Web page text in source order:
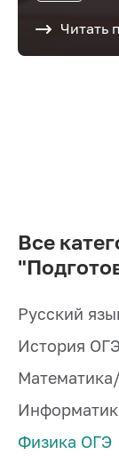
Читать
Все
Русский
История
Физика ОГЭ